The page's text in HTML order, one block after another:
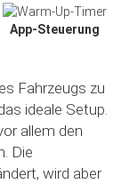
App-Steuerung
Fahrzeugs zu
ideale Setup.
allem den
Die
wird aber